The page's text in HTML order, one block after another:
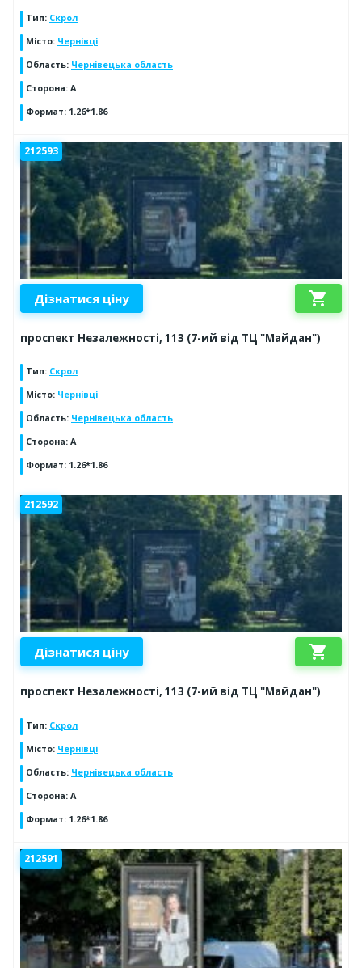
Тип: Скрол
Місто: Чернівці
Область: Чернівецька область
Сторона: А
Формат: 1.26*1.86
212593
Дізнатися ціну shopping_cart
проспект Незалежності, 113 (7-ий від ТЦ "Майдан")
Тип: Скрол
Місто: Чернівці
Область: Чернівецька область
Сторона: А
Формат: 1.26*1.86
212592
Дізнатися ціну shopping_cart
проспект Незалежності, 113 (7-ий від ТЦ "Майдан")
Тип: Скрол
Місто: Чернівці
Область: Чернівецька область
Сторона: А
Формат: 1.26*1.86
212591